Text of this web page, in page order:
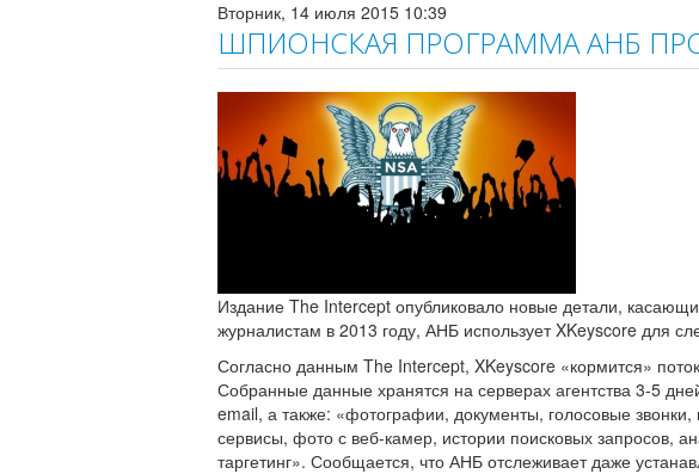
Вторник, 14 июля 2015 10:39
ШПИОНСКАЯ ПРОГРАММА АНБ
Издание The Intercept опубликовало новые детали,
журналистам в 2013 году, АНБ использует XKeyscore для
Согласно данным The Intercept, XKeyscore «кормится»
Собранные данные хранятся на серверах агентства 3-5
email, а также: «фотографии, документы, голосовые
сервисы, фото с веб-камер, истории поисковых запросов,
таргетинг». Сообщается, что АНБ отслеживает даже